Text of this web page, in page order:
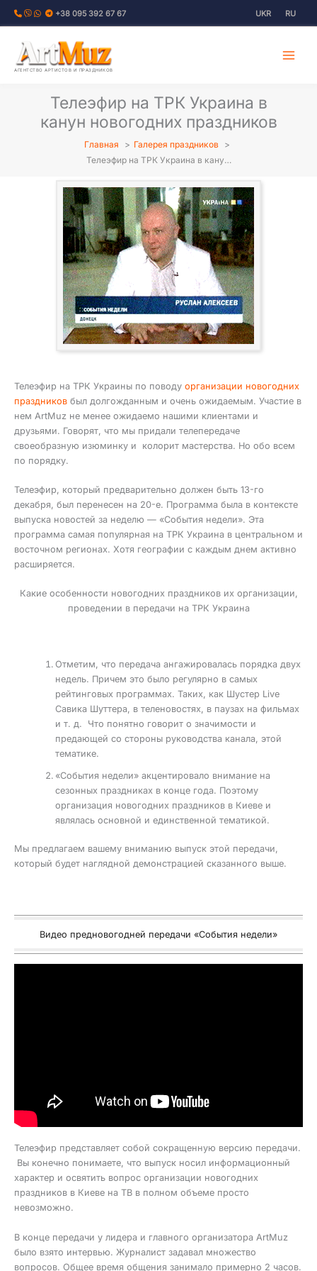
Перейти
+38 095 392 67 67 UKR RU
АГЕНТСТВО АРТИСТОВ И ПРАЗДНИКОВ
Телеэфир на ТРК Украина в
канун новогодних праздников
Главная
Галерея праздников
Телеэфир на ТРК Украина в кану…
Телеэфир на ТРК Украины по поводу организации новогодних
праздников был долгожданным и очень ожидаемым. Участие в
нем ArtMuz не менее ожидаемо нашими клиентами и
друзьями. Говорят, что мы придали телепередаче
своеобразную изюминку и колорит мастерства. Но обо всем
по порядку.
Телеэфир, который предварительно должен быть 13-го
декабря, был перенесен на 20-е. Программа была в контексте
выпуска новостей за неделю — «События недели». Эта
программа самая популярная на ТРК Украина в центральном и
восточном регионах. Хотя географии с каждым днем активно
расширяется.
Какие особенности новогодних праздников их организации,
проведении в передачи на ТРК Украина
Отметим, что передача ангажировалась порядка двух
недель. Причем это было регулярно в самых
рейтинговых программах. Таких, как Шустер Live
Савика Шуттера, в теленовостях, в паузах на фильмах
и т. д. Что понятно говорит о значимости и
предающей со стороны руководства канала, этой
тематике.
«События недели» акцентировало внимание на
сезонных праздниках в конце года. Поэтому
организация новогодних праздников в Киеве и
являлась основной и единственной тематикой.
Мы предлагаем вашему вниманию выпуск этой передачи,
который будет наглядной демонстрацией сказанного выше.
Видео предновогодней передачи «События недели»
Телеэфир представляет собой сокращенную версию передачи.
Вы конечно понимаете, что выпуск носил информационный
характер и освятить вопрос организации новогодних
праздников в Киеве на ТВ в полном объеме просто
невозможно.
В конце передачи у лидера и главного организатора ArtMuz
было взято интервью. Журналист задавал множество
вопросов. Общее время общения занимало примерно 2 часов.